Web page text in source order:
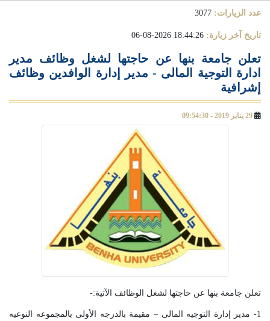
عدد الزيارات: 3077
تاريخ آخر زيارة: 18:44:26 2026-08-06
تعلن جامعة بنها عن حاجتها لشغل وظائف مدير
ادارة التوجية المالى - مدير إدارة الوافدين وظائف
إشرافية
تعلن جامعة بنها عن حاجتها لشغل الوظائف الآتية:-
1- مدير إدارة التوجيه المالى – مقيمة بالدرجه الأولى بالمجموعه النوعيه